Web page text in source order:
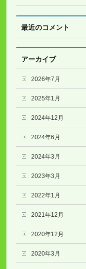
最近のコメント
アーカイブ
2026年7月
2025年1月
2024年12月
2024年6月
2024年3月
2023年3月
2022年1月
2021年12月
2020年12月
2020年3月